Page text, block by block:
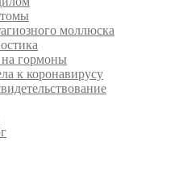
моллюска
гормоны
к коронавирусу